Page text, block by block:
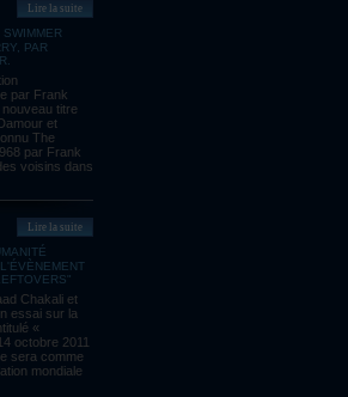
PAR
par Frank
titre
et
The
par Frank
voisins dans
Lire la suite
Chakali et
essai sur la
«
octobre 2011
sera comme
mondiale
Lire la suite